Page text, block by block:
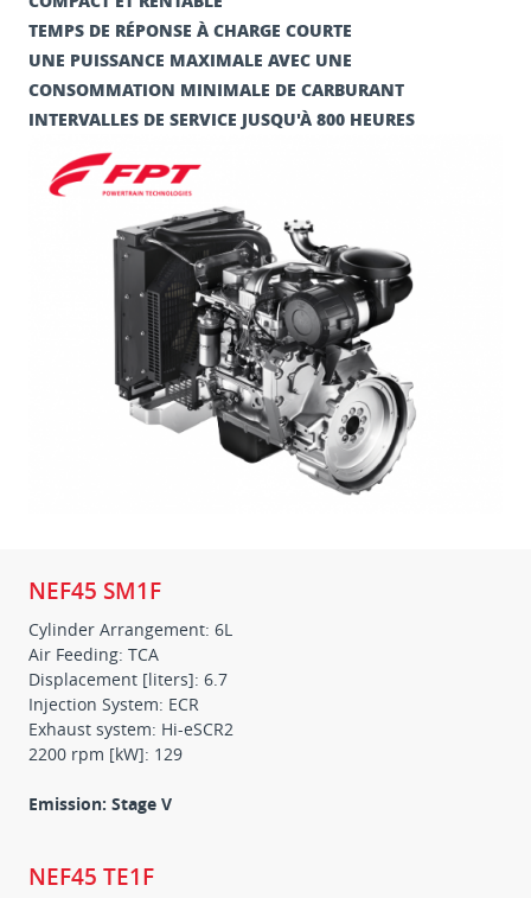
TEMPS DE RÉPONSE À CHARGE COURTE
UNE PUISSANCE MAXIMALE AVEC UNE
CONSOMMATION MINIMALE DE CARBURANT
INTERVALLES DE SERVICE JUSQU'À 800 HEURES
NEF45 SM1F
Cylinder Arrangement: 6L
Air Feeding: TCA
Displacement [liters]: 6.7
Injection System: ECR
Exhaust system: Hi-eSCR2
2200 rpm [kW]: 129
Emission: Stage V
NEF45 TE1F